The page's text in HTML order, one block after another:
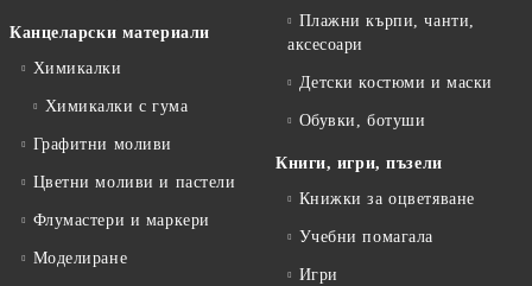
Канцеларски материали
Химикалки
Химикалки с гума
Графитни моливи
Цветни моливи и пастели
Флумастери и маркери
Моделиране
Плажни кърпи, чанти,
аксесоари
Детски костюми и маски
Обувки, ботуши
Книги, игри, пъзели
Книжки за оцветяване
Учебни помагала
Игри